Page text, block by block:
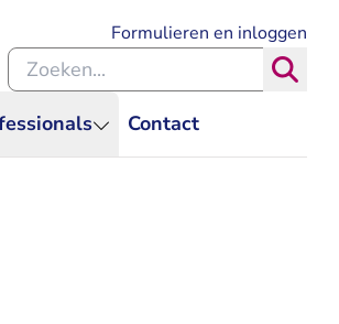
Contact
Formulieren en inloggen
Zoeken binnen de Rechtspraak